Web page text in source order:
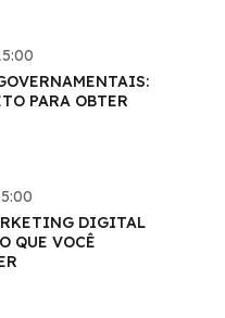
PARA OBTER
DIGITAL
QUE VOCÊ